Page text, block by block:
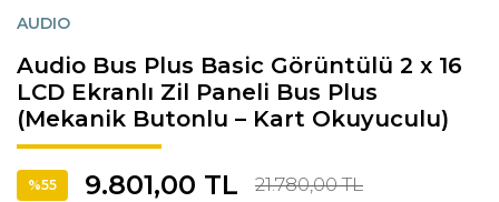
AUDIO
Audio Bus Plus Basic Görüntülü 2 x 16
LCD Ekranlı Zil Paneli Bus Plus
(Mekanik Butonlu – Kart Okuyuculu)
%55 9.801,00 TL 21.780,00 TL